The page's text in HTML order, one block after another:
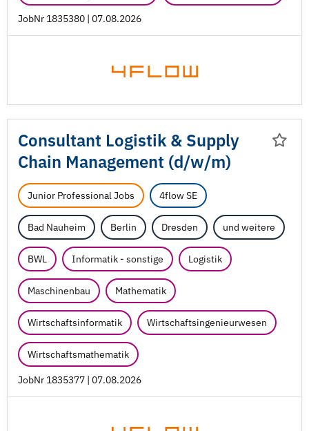
JobNr 1835380 | 07.08.2026
Consultant Logistik & Supply
Chain Management (d/w/m)
Junior Professional Jobs 4flow SE
Bad Nauheim Berlin Dresden und weitere
BWL Informatik - sonstige Logistik
Maschinenbau Mathematik
Wirtschaftsinformatik Wirtschaftsingenieurwesen
Wirtschaftsmathematik
JobNr 1835377 | 07.08.2026